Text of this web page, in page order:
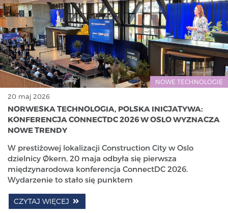
NOWE TECHNOLOGIE
20 maj 2026
NORWESKA TECHNOLOGIA, POLSKA INICJATYWA:
KONFERENCJA CONNECTDC 2026 W OSLO WYZNACZA
NOWE TRENDY
W prestiżowej lokalizacji Construction City w Oslo
dzielnicy Økern, 20 maja odbyła się pierwsza
międzynarodowa konferencja ConnectDC 2026.
Wydarzenie to stało się punktem
CZYTAJ WIĘCEJ